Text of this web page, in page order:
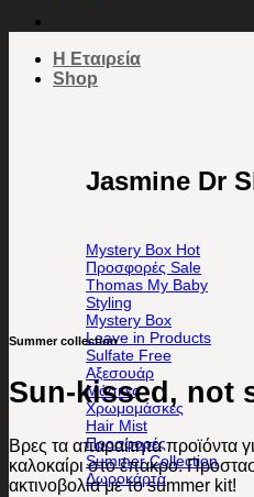
Η Εταιρεία
Shop
Jasmine Dr
Mystery Box
Προσφορές
Thomas My Baby
Styling
Mystery Box
Leave in Products
Sulfate Free
Αξεσουάρ
Μάσκες
Χρωμομάσκες
Hair Mist
Προσφορές
Summer Collection
Δωροκάρτα
Summer collection
Sun-kissed, not
Βρες τα απαραίτητα προϊόντα
καλοκαίρι στο έπακρο.
ακτινοβολία με το summer kit!